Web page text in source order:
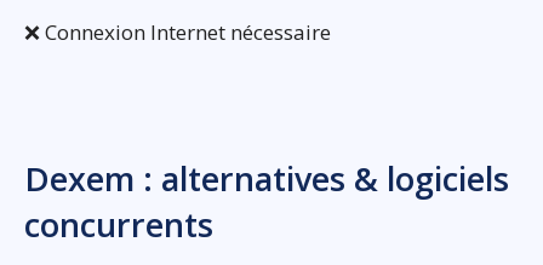
❌ Connexion Internet nécessaire
Dexem : alternatives & logiciels
concurrents